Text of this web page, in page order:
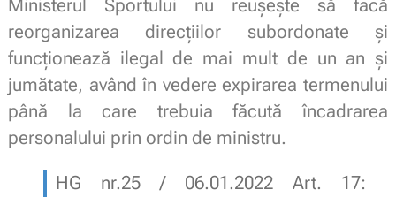
Ministerul Sportului nu reușește să facă
reorganizarea direcțiilor subordonate și
funcționează ilegal de mai mult de un an și
jumătate, având în vedere expirarea termenului
până la care trebuia făcută încadrarea
personalului prin ordin de ministru.
HG nr.25 / 06.01.2022 Art. 17: